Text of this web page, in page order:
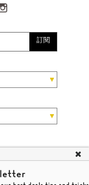
訂閱